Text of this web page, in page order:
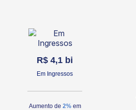
R$ 4,1 bi
Em Ingressos
Aumento de 2%em